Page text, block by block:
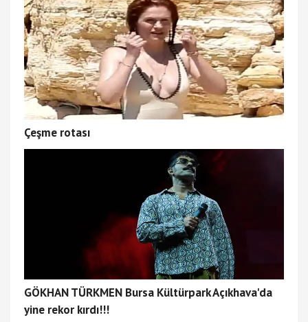
Çeşme rotası
GÖKHAN TÜRKMEN Bursa Kültürpark Açıkhava'da
yine rekor kırdı!!!